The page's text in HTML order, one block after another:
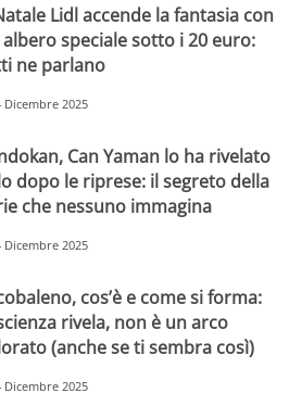
Lidl accende la fantasia con
speciale sotto i 20 euro:
ne parlano
Dicembre 2025
Can Yaman lo ha rivelato
dopo le riprese: il segreto della
che nessuno immagina
Dicembre 2025
cos’è e come si forma:
rivela, non è un arco
(anche se ti sembra così)
Dicembre 2025